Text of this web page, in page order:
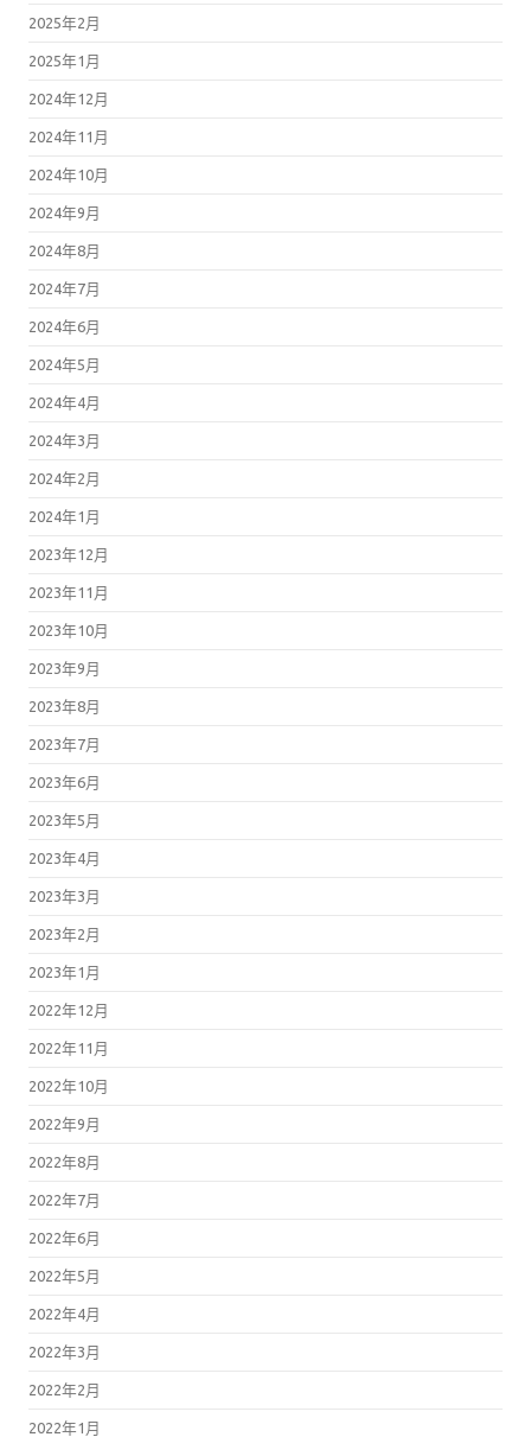
2025年2月
2025年1月
2024年12月
2024年11月
2024年10月
2024年9月
2024年8月
2024年7月
2024年6月
2024年5月
2024年4月
2024年3月
2024年2月
2024年1月
2023年12月
2023年11月
2023年10月
2023年9月
2023年8月
2023年7月
2023年6月
2023年5月
2023年4月
2023年3月
2023年2月
2023年1月
2022年12月
2022年11月
2022年10月
2022年9月
2022年8月
2022年7月
2022年6月
2022年5月
2022年4月
2022年3月
2022年2月
2022年1月